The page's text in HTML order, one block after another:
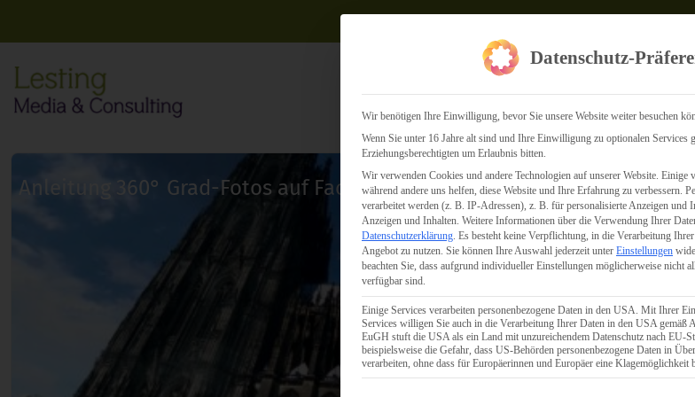
Anleitung 360° Grad-Fotos auf Facebook
Datenschutz-
Wir benötigen Ihre Einwilligung, bevor Sie unsere Website weiter besuchen
Wenn Sie unter 16 Jahre alt sind und Ihre Einwilligung zu optionalen Services
Erziehungsberechtigten um Erlaubnis bitten.
Wir verwenden Cookies und andere Technologien auf unserer Website. Einige
während andere uns helfen, diese Website und Ihre Erfahrung zu verbessern.
verarbeitet werden (z. B. IP-Adressen), z. B. für personalisierte Anzeigen und
Anzeigen und Inhalten. Weitere Informationen über die Verwendung Ihrer
Datenschutzerklärung. Es besteht keine Verpflichtung, in die Verarbeitung
Angebot zu nutzen. Sie können Ihre Auswahl jederzeit unter Einstellungen
beachten Sie, dass aufgrund individueller Einstellungen möglicherweise nicht
verfügbar sind.
Einige Services verarbeiten personenbezogene Daten in den USA. Mit Ihrer
Services willigen Sie auch in die Verarbeitung Ihrer Daten in den USA
EuGH stuft die USA als ein Land mit unzureichendem Datenschutz nach EU-
beispielsweise die Gefahr, dass US-Behörden personenbezogene Daten in
verarbeiten, ohne dass für Europäerinnen und Europäer eine Klagemöglichkeit